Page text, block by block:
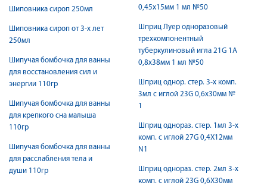
Шиповника сироп 250мл
Шиповника сироп от 3-х лет
250мл
Шипучая бомбочка для ванны
для восстановления сил и
энергии 110гр
Шипучая бомбочка для ванны
для крепкого сна малыша
110гр
Шипучая бомбочка для ванны
для расслабления тела и
души 110гр
0,45х15мм 1 мл №50
Шприц Луер одноразовый
трехкомпонентный
туберкулиновый игла 21G 1А
0,8х38мм 1 мл №50
Шприц однор. стер. 3-х комп.
3мл с иглой 23G 0,6х30мм №
1
Шприц однораз. стер. 1мл 3-х
комп. с иглой 27G 0,4X12мм
N1
Шприц однораз. стер. 2мл 3-х
комп. с иглой 23G 0,6X30мм